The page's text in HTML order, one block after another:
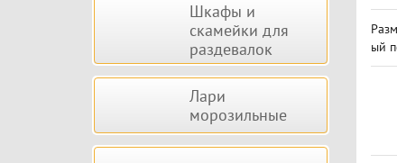
ый
Шкафы и
скамейки для
раздевалок
Лари
морозильные